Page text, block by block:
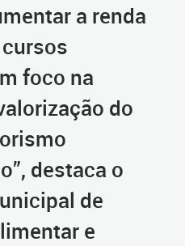
a renda
foco na
do
destaca o
de
e